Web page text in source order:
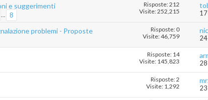
e suggerimenti
... 8
Risposte: 212
Visite: 252,215
problemi - Proposte
Risposte: 0
Visite: 46,759
Risposte: 14
Visite: 145,823
Risposte: 2
Visite: 1,292